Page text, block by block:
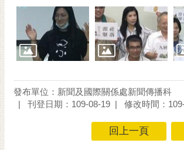
發布單位：新聞及國際關係處新聞傳播科
刊登日期：109-08-19
修改時間：
回上一頁